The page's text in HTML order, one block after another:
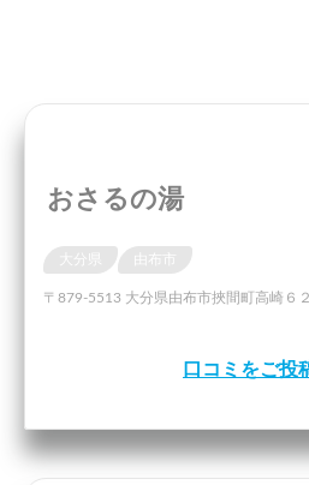
おさるの湯
由布市
〒879-5513 大分県由布市挾間町高崎６
口コミをご投